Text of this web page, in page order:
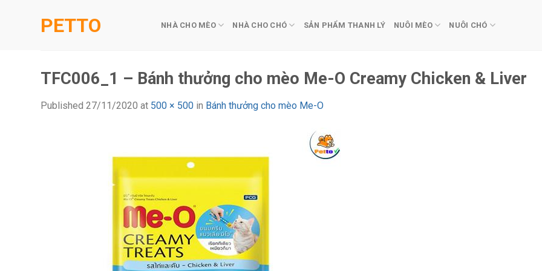
PETTO NHÀ CHO MÈO NHÀ CHO CHÓ SẢN PHẨM THANH LÝ NUÔI MÈO NUÔI CHÓ
TFC006_1 – Bánh thưởng cho mèo Me-O Creamy Chicken & Liver
Published 27/11/2020 at 500 × 500 in Bánh thưởng cho mèo Me-O